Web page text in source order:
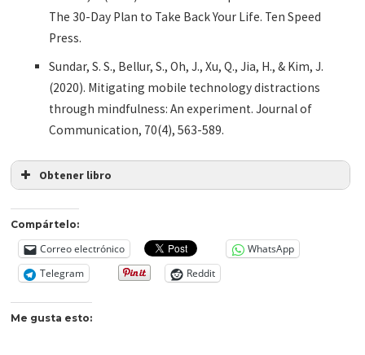
The 30-Day Plan to Take Back Your Life. Ten Speed
Press.
Sundar, S. S., Bellur, S., Oh, J., Xu, Q., Jia, H., & Kim, J.
(2020). Mitigating mobile technology distractions
through mindfulness: An experiment. Journal of
Communication, 70(4), 563-589.
Obtener libro
Compártelo:
Correo electrónico
WhatsApp
Telegram
Reddit
Me gusta esto: